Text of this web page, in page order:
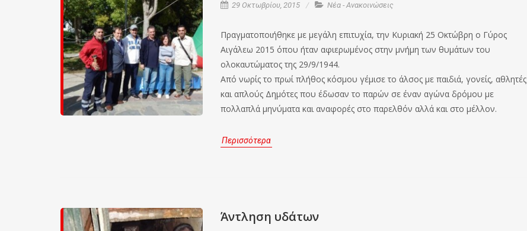
29 Οκτωβρίου, 2015 Νέα - Ανακοινώσεις
Πραγματοποιήθηκε με μεγάλη επιτυχία, την Κυριακή 25 Οκτώβρη ο Γύρος
Αιγάλεω 2015 όπου ήταν αφιερωμένος στην μνήμη των θυμάτων του
ολοκαυτώματος της 29/9/1944.
Από νωρίς το πρωί πλήθος κόσμου γέμισε το άλσος με παιδιά, γονείς, αθλητές
και απλούς Δημότες που έδωσαν το παρών σε έναν αγώνα δρόμου με
πολλαπλά μηνύματα και αναφορές στο παρελθόν αλλά και στο μέλλον.
Περισσότερα
Άντληση υδάτων